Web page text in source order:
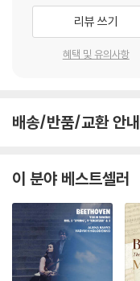
리뷰 쓰기
혜택 및 유의사항
배송/반품/교환 안내
이 분야 베스트셀러